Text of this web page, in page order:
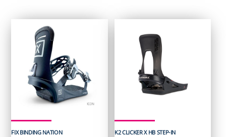
FIX BINDING NATION K2 CLICKER X HB STEP-IN